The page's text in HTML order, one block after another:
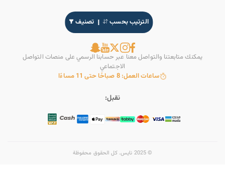
الترتيب بحسب تصنيف
يمكنك متابعتنا والتواصل معنا عبر حسابنا الرسمي على منصات التواصل
الاجتماعي
ساعات العمل: 8 صباحًا حتى 11 مساءًا
نقبل:
© 2025 نايس. كل الحقوق محفوظة